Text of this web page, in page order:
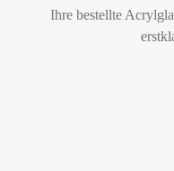
Ihre bestellte